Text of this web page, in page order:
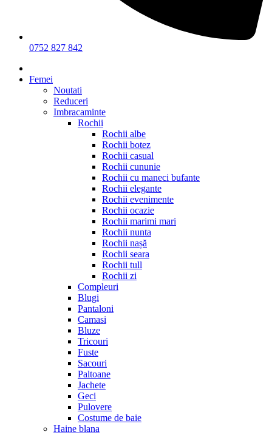
0752 827 842
Femei
Noutati
Reduceri
Imbracaminte
Rochii
Rochii albe
Rochii botez
Rochii casual
Rochii cununie
Rochii cu maneci bufante
Rochii elegante
Rochii evenimente
Rochii ocazie
Rochii marimi mari
Rochii nunta
Rochii nașă
Rochii seara
Rochii tull
Rochii zi
Compleuri
Blugi
Pantaloni
Camasi
Bluze
Tricouri
Fuste
Sacouri
Paltoane
Jachete
Geci
Pulovere
Costume de baie
Haine blana